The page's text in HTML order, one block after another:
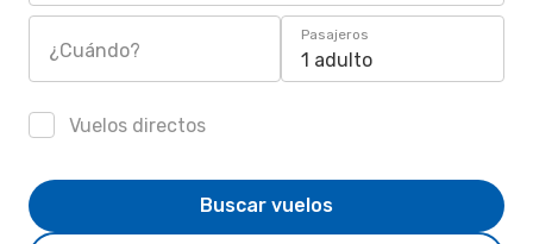
¿Cuándo?
Pasajeros
1 adulto
Vuelos directos
Buscar vuelos